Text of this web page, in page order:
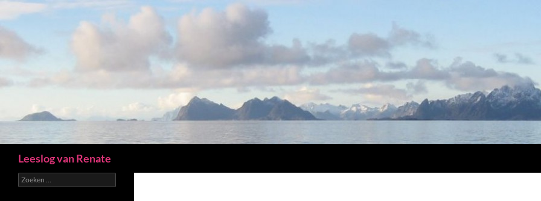
Leeslog van Renate
Zoeken
naar: